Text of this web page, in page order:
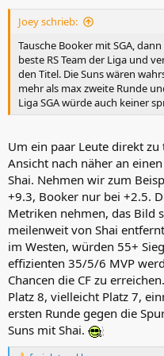
Joey schrieb:
Tausche Booker mit SGA,
beste RS Team der Liga und
den Titel. Die Suns wären
mehr als max zweite Runde
Liga SGA würde auch keiner
Um ein paar Leute direkt
Ansicht nach näher an
Shai. Nehmen wir zum
+9.3, Booker nur bei +2.5.
Metriken nehmen, das Bild
meilenweit von Shai
im Westen, würden 55+
effizienten 35/5/6 MVP
Chancen die CF zu
Platz 8, vielleicht Platz 7,
ersten Runde gegen die
Suns mit Shai.